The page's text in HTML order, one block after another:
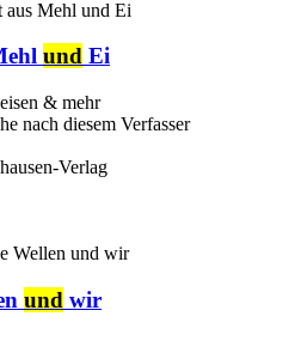
und Ei
& mehr
nach diesem Verfasser
Verlag
und wir